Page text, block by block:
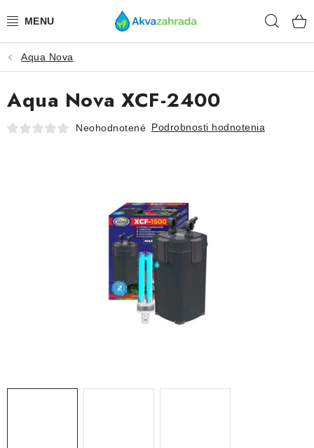
na
TECHNIKA
HNOJIVÁ
VODA
KRMIVÁ A VITAMÍNY
ŽIVOČÍCHY
Aqua Nova
Aqua Nova XCF-2400
Neohodnotené Podrobnosti hodnotenia